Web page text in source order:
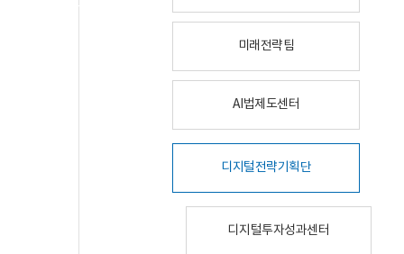
미래전략팀
AI법제도센터
디지털전략기획단
디지털투자성과센터